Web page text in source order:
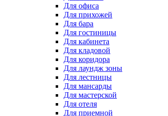
Для офиса
Для прихожей
Для бара
Для гостиницы
Для кабинета
Для кладовой
Для коридора
Для лаундж зоны
Для лестницы
Для мансарды
Для мастерской
Для отеля
Для приемной